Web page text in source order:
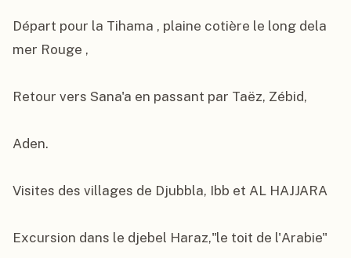
Départ pour la Tihama , plaine cotière le long dela
mer Rouge ,
Retour vers Sana'a en passant par Taëz, Zébid,
Aden.
Visites des villages de Djubbla, Ibb et AL HAJJARA
Excursion dans le djebel Haraz,"le toit de l'Arabie"